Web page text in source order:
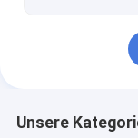
Unsere